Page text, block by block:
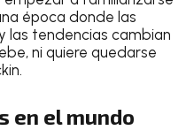
época donde las
las tendencias cambian
ni quiere quedarse
en el mundo